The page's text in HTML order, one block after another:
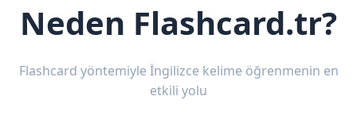
Neden Flashcard.tr?
Flashcard yöntemiyle İngilizce kelime öğrenmenin en
etkili yolu